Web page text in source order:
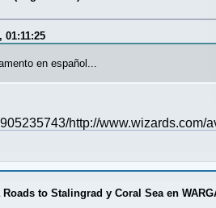
01:11:25
en español...
http://www.wizards.com/
Roads to Stalingrad y Coral Sea en